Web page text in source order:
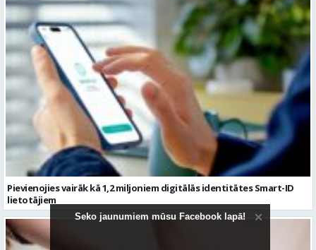
Pievienojies vairāk kā 1,2 miljoniem digitālās identitātes Smart-ID
lietotājiem
Seko jaunumiem mūsu Facebook lapā!